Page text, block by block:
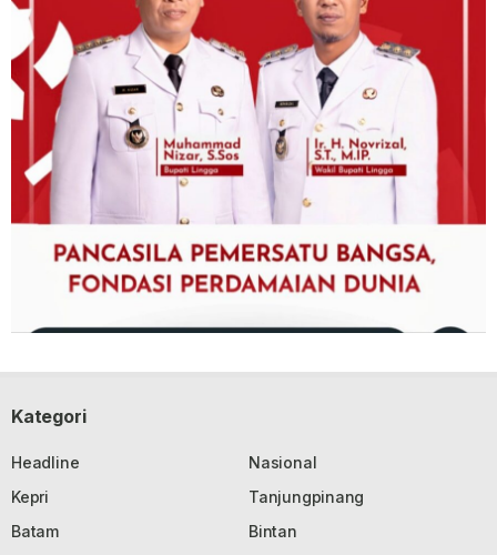
Kategori
Headline
Nasional
Kepri
Tanjungpinang
Batam
Bintan